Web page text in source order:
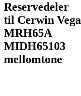
Reservedeler
til Cerwin Vega
MRH65A
MIDH65103
mellomtone